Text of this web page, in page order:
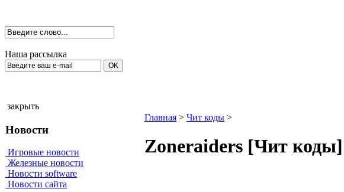
Наша рассылка
закрыть
Новости
Игровые новости
Железные новости
Новости software
Новости сайта
Главная > Чит коды >
Zоnerаiders [Чит коды]